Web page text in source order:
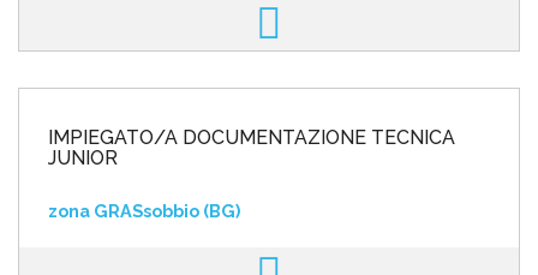
IMPIEGATO/A DOCUMENTAZIONE TECNICA
JUNIOR
zona GRASsobbio (BG)